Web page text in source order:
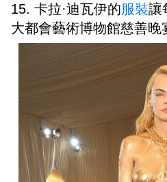
15. 卡拉·迪瓦伊的服裝讓
大都會藝術博物館慈善晚